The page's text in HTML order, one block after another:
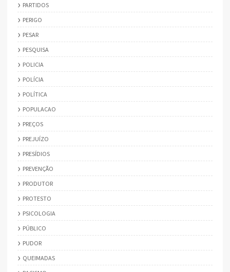
PARTIDOS
PERIGO
PESAR
PESQUISA
POLICIA
POLÍCIA
POLÍTICA
POPULACAO
PREÇOS
PREJUÍZO
PRESÍDIOS
PREVENÇÃO
PRODUTOR
PROTESTO
PSICOLOGIA
PÚBLICO
PUDOR
QUEIMADAS